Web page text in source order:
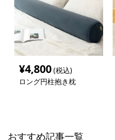
¥4,800(税込)
ロング円柱抱き枕
おすすめ記事一覧